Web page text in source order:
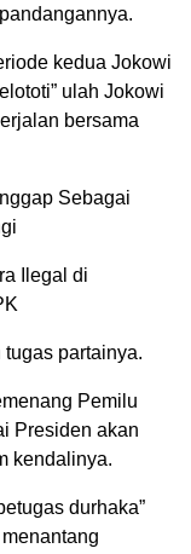
kedua Jokowi
ulah Jokowi
bersama
Sebagai
Ilegal di
partainya.
Pemilu
Presiden akan
kendalinya.
durhaka”